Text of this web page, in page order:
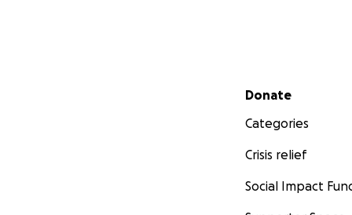
Secondary menu
Donate
Categories
Crisis relief
Social Impact